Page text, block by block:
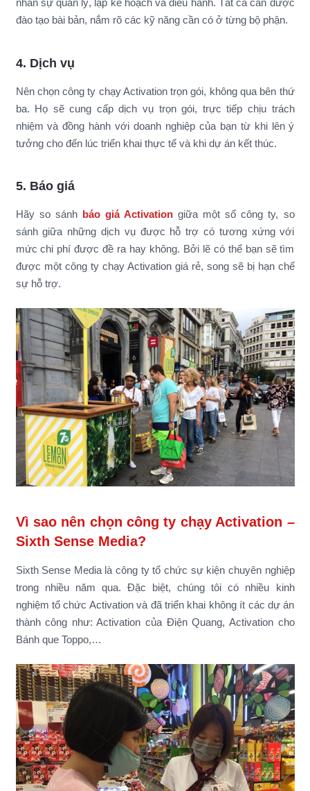
nhân sự quản lý, lập kế hoạch và điều hành. Tất cả cần được
đào tạo bài bản, nắm rõ các kỹ năng cần có ở từng bộ phận.
4. Dịch vụ
Nên chọn công ty chạy Activation trọn gói, không qua bên thứ
ba. Họ sẽ cung cấp dịch vụ trọn gói, trực tiếp chịu trách
nhiệm và đồng hành với doanh nghiệp của bạn từ khi lên ý
tưởng cho đến lúc triển khai thực tế và khi dự án kết thúc.
5. Báo giá
Hãy so sánh báo giá Activationgiữa một số công ty, so
sánh giữa những dịch vụ được hỗ trợ có tương xứng với
mức chi phí được đề ra hay không. Bởi lẽ có thể bạn sẽ tìm
được một công ty chạy Activation giá rẻ, song sẽ bị hạn chế
sự hỗ trợ.
Vì sao nên chọn công ty chạy Activation –
Sixth Sense Media?
Sixth Sense Media là công ty tổ chức sự kiện chuyên nghiệp
trong nhiều năm qua. Đặc biệt, chúng tôi có nhiều kinh
nghiệm tổ chức Activation và đã triển khai không ít các dự án
thành công như: Activation của Điện Quang, Activation cho
Bánh que Toppo,…